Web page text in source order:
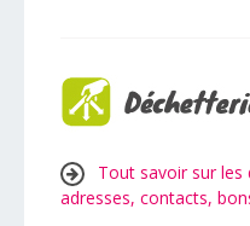
Tout savoir sur les
adresses, contacts,